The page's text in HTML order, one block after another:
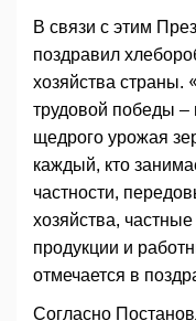
В связи с этим
поздравил
хозяйства страны.
трудовой победы
щедрого урожая
каждый, кто
частности,
хозяйства,
продукции и
отмечается в
Согласно